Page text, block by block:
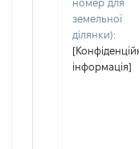
номер для
земельної
ділянки):
інформація]